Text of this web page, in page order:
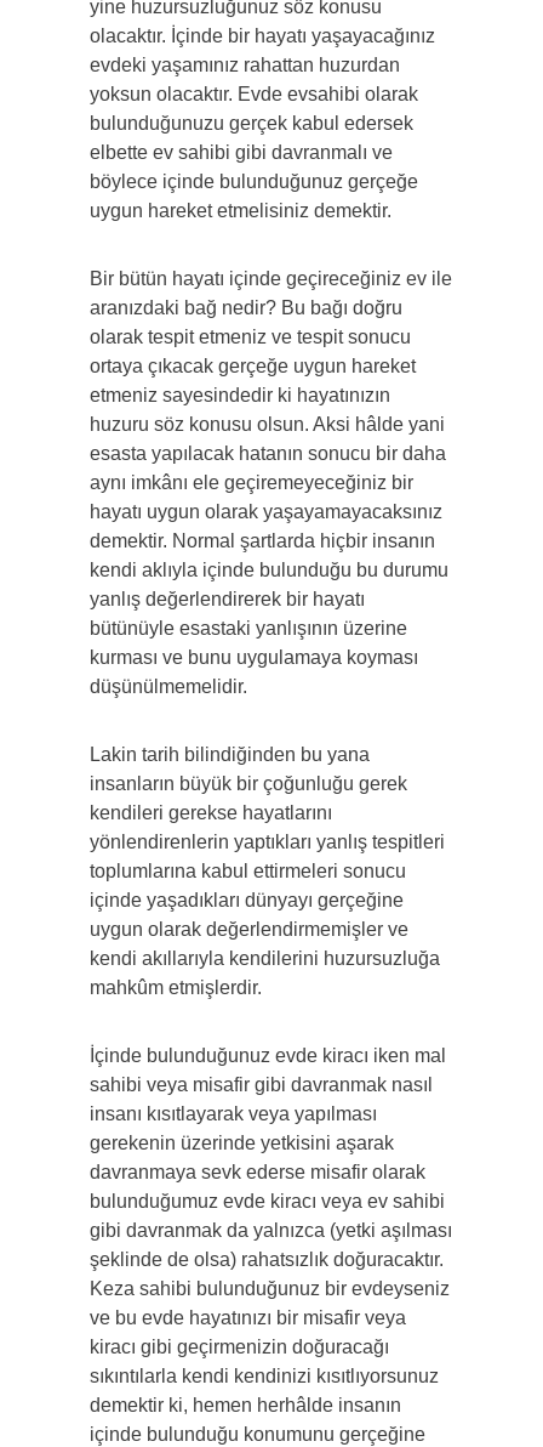
yine huzursuzluğunuz söz konusu
olacaktır. İçinde bir hayatı yaşayacağınız
evdeki yaşamınız rahattan huzurdan
yoksun olacaktır. Evde evsahibi olarak
bulunduğunuzu gerçek kabul edersek
elbette ev sahibi gibi davranmalı ve
böylece içinde bulunduğunuz gerçeğe
uygun hareket etmelisiniz demektir.
Bir bütün hayatı içinde geçireceğiniz ev ile
aranızdaki bağ nedir? Bu bağı doğru
olarak tespit etmeniz ve tespit sonucu
ortaya çıkacak gerçeğe uygun hareket
etmeniz sayesindedir ki hayatınızın
huzuru söz konusu olsun. Aksi hâlde yani
esasta yapılacak hatanın sonucu bir daha
aynı imkânı ele geçiremeyeceğiniz bir
hayatı uygun olarak yaşayamayacaksınız
demektir. Normal şartlarda hiçbir insanın
kendi aklıyla içinde bulunduğu bu durumu
yanlış değerlendirerek bir hayatı
bütünüyle esastaki yanlışının üzerine
kurması ve bunu uygulamaya koyması
düşünülmemelidir.
Lakin tarih bilindiğinden bu yana
insanların büyük bir çoğunluğu gerek
kendileri gerekse hayatlarını
yönlendirenlerin yaptıkları yanlış tespitleri
toplumlarına kabul ettirmeleri sonucu
içinde yaşadıkları dünyayı gerçeğine
uygun olarak değerlendirmemişler ve
kendi akıllarıyla kendilerini huzursuzluğa
mahkûm etmişlerdir.
İçinde bulunduğunuz evde kiracı iken mal
sahibi veya misafir gibi davranmak nasıl
insanı kısıtlayarak veya yapılması
gerekenin üzerinde yetkisini aşarak
davranmaya sevk ederse misafir olarak
bulunduğumuz evde kiracı veya ev sahibi
gibi davranmak da yalnızca (yetki aşılması
şeklinde de olsa) rahatsızlık doğuracaktır.
Keza sahibi bulunduğunuz bir evdeyseniz
ve bu evde hayatınızı bir misafir veya
kiracı gibi geçirmenizin doğuracağı
sıkıntılarla kendi kendinizi kısıtlıyorsunuz
demektir ki, hemen herhâlde insanın
içinde bulunduğu konumunu gerçeğine